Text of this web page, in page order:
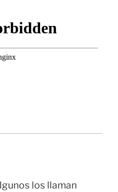
los llaman